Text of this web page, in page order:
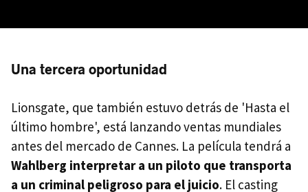
Una tercera oportunidad
Lionsgate, que también estuvo detrás de 'Hasta el
último hombre', está lanzando ventas mundiales
antes del mercado de Cannes. La película tendrá a
Wahlberg interpretar a un piloto que transporta
a un criminal peligroso para el juicio. El casting